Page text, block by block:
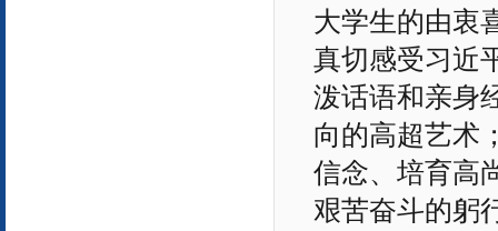
大学生的由衷
真切感受习近
泼话语和亲身
向的高超艺术
信念、培育高
艰苦奋斗的躬